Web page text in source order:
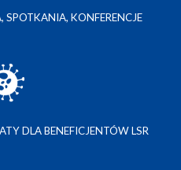
KONFERENCJE
DLA BENEFICJENTÓW LSR